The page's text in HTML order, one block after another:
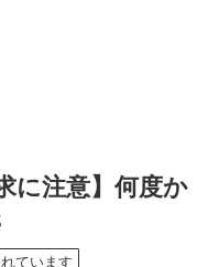
に注意】何度か
ています